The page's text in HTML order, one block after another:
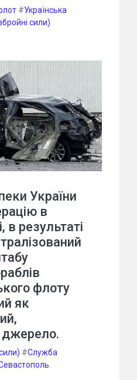
#Українська
сили)
України
в
в результаті
флоту
як
джерело.
#Служба